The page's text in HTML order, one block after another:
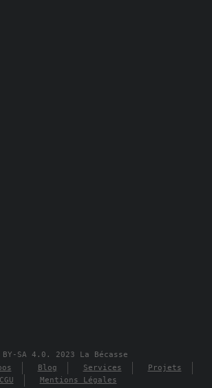
BY-SA 4.0. 2023 La Bécasse
Blog Services
Projets
CGU
Mentions Légales